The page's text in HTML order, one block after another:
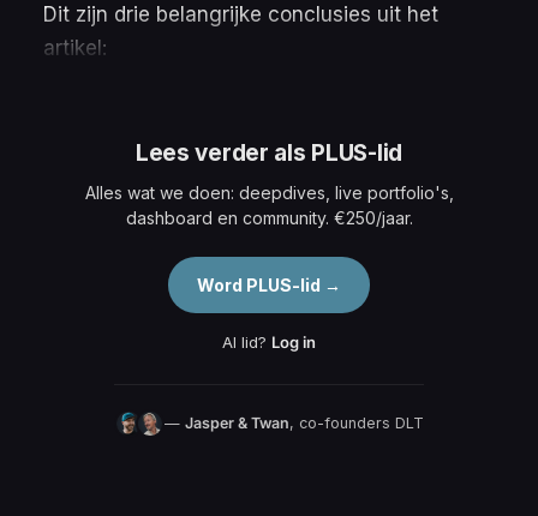
Dit zijn drie belangrijke conclusies uit het
artikel:
Lees verder als PLUS-lid
Alles wat we doen: deepdives, live portfolio's,
dashboard en community. €250/jaar.
Word PLUS-lid →
Al lid? Log in
— Jasper & Twan, co-founders DLT